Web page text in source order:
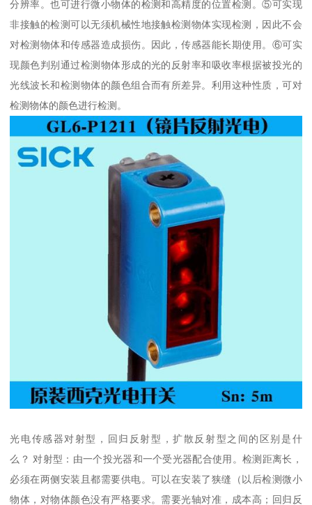
分辨率。也可进行微小物体的检测和高精度的位置检测。⑤可实现
非接触的检测可以无须机械性地接触检测物体实现检测，因此不会
对检测物体和传感器造成损伤。因此，传感器能长期使用。⑥可实
现颜色判别通过检测物体形成的光的反射率和吸收率根据被投光的
光线波长和检测物体的颜色组合而有所差异。利用这种性质，可对
检测物体的颜色进行检测。
光电传感器对射型，回归反射型，扩散反射型之间的区别是什
么？ 对射型：由一个投光器和一个受光器配合使用。检测距离长，
必须在两侧安装且都需要供电。可以在安装了狭缝（以后检测微小
物体，对物体颜色没有严格要求。需要光轴对准，成本高；回归反